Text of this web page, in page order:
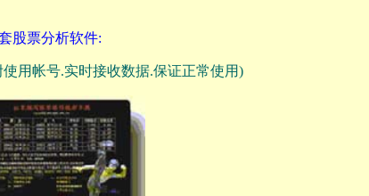
股票分析软件:
用帐号.实时接收数据.保证正常使用)